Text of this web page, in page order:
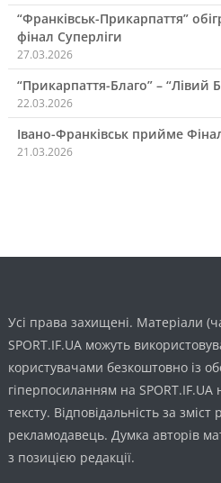
“Франківськ-Прикарпаття”
фінал Суперліги
27.03.2026
“Прикарпаття-Благо” – “Лівий
22.03.2026
Івано-Франківськ прийме
21.03.2026
Усі права захищені. Матеріали
SPORT.IF.UA можуть
користувачами безкоштовно із
гіперпосиланням на
тексту. Відповідальність за
рекламодавець. Думка авторів
з позицією редакції.